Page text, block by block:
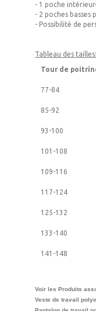
- 1 poche
- 2 poches basses
- Possibilité de
Tableau des tailles:
Tour de
77-84
85-92
93-100
101-108
109-116
117-124
125-132
133-140
141-148
Voir les Produits
Veste de travail